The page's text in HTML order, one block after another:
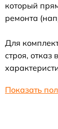
который
ремонта
Для
строя, отказ
Показать